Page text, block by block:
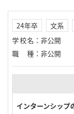
24年卒 文系
学校名 ： 非公開
職種 ： 非公開
インターンシップ